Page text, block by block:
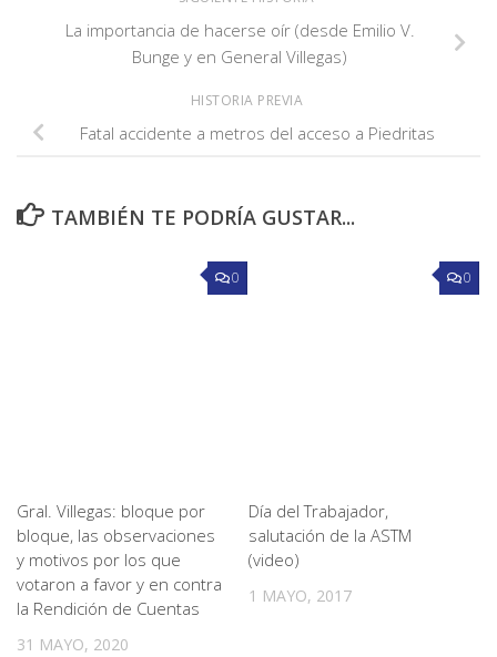
La importancia de hacerse oír (desde Emilio V.
Bunge y en General Villegas)
HISTORIA PREVIA
Fatal accidente a metros del acceso a Piedritas
TAMBIÉN TE PODRÍA GUSTAR...
0
Gral. Villegas: bloque por
bloque, las observaciones
y motivos por los que
votaron a favor y en contra
la Rendición de Cuentas
31 MAYO, 2020
0
Día del Trabajador,
salutación de la ASTM
(video)
1 MAYO, 2017